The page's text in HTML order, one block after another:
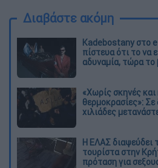
Διαβάστε ακόμη
Kadebostany στο
πίστευα ότι το να
αδυναμία, τώρα
«Χωρίς σκηνές
θερμοκρασίες»:
χιλιάδες
Η ΕΛΑΣ διαψεύδει
τουρίστα στην
πρόταση για